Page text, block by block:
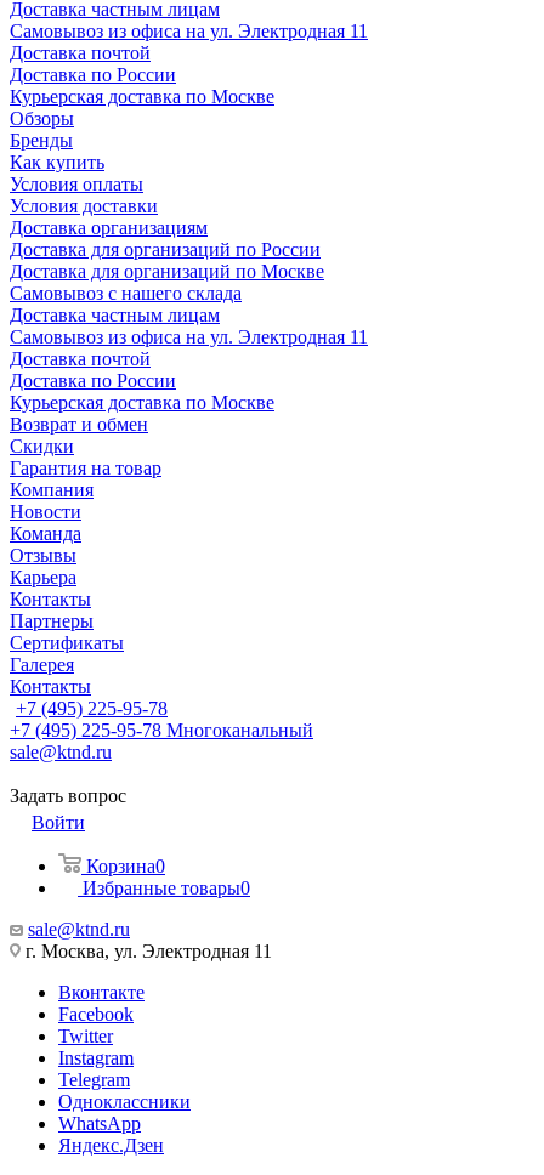
Доставка частным лицам
Самовывоз из офиса на ул. Электродная 11
Доставка почтой
Доставка по России
Курьерская доставка по Москве
Обзоры
Бренды
Как купить
Условия оплаты
Условия доставки
Доставка организациям
Доставка для организаций по России
Доставка для организаций по Москве
Самовывоз с нашего склада
Доставка частным лицам
Самовывоз из офиса на ул. Электродная 11
Доставка почтой
Доставка по России
Курьерская доставка по Москве
Возврат и обмен
Скидки
Гарантия на товар
Компания
Новости
Команда
Отзывы
Карьера
Контакты
Партнеры
Сертификаты
Галерея
Контакты
+7 (495) 225-95-78
+7 (495) 225-95-78 Многоканальный
sale@ktnd.ru
Задать вопрос
Войти
Корзина0
Избранные товары0
sale@ktnd.ru
г. Москва, ул. Электродная 11
Вконтакте
Facebook
Twitter
Instagram
Telegram
Одноклассники
WhatsApp
Яндекс.Дзен